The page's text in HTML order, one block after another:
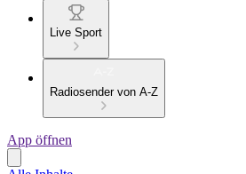
Live Sport
Radiosender von A-Z
App öffnen